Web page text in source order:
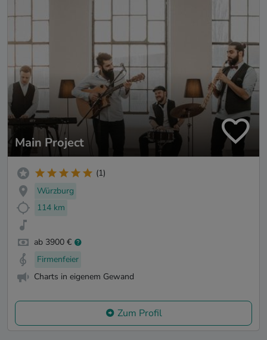
Main Project
(1)
Würzburg
114 km
ab 3900 €
Firmenfeier
Charts in eigenem Gewand
Zum Profil